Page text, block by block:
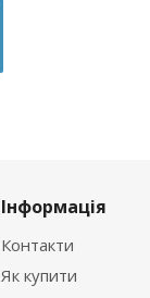
Інформація
Контакти
Як купити